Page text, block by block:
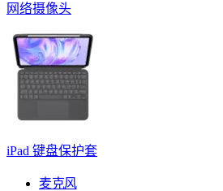
网络摄像头
iPad 键盘保护套
麦克风